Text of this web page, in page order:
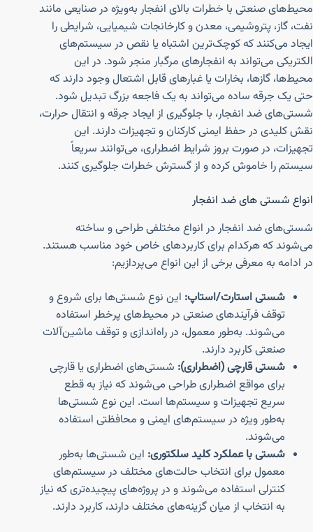
محیط‌های صنعتی با خطرات بالای انفجار به‌ویژه در صنایعی مانند
نفت، گاز، پتروشیمی، معدن و کارخانجات شیمیایی، شرایطی را
ایجاد می‌کنند که کوچک‌ترین اشتباه یا نقص در سیستم‌های
الکتریکی می‌تواند به انفجارهای مرگبار منجر شود. در این
محیط‌ها، گازها، بخارات یا غبارهای قابل اشتعال وجود دارند که
حتی یک جرقه ساده می‌تواند به یک فاجعه بزرگ تبدیل شود.
شستی‌های ضد انفجار، با جلوگیری از ایجاد جرقه و انتقال حرارت،
نقش کلیدی در حفظ ایمنی کارکنان و تجهیزات دارند. این
تجهیزات، در صورت بروز شرایط اضطراری، می‌توانند سریعاً
سیستم را خاموش کرده و از گسترش خطرات جلوگیری کنند.
انواع شستی های ضد انفجار
شستی‌های ضد انفجار در انواع مختلفی طراحی و ساخته
می‌شوند که هرکدام برای کاربردهای خاص خود مناسب هستند.
در ادامه به معرفی برخی از این انواع می‌پردازیم:
شستی استارت/استاپ: این نوع شستی‌ها برای شروع و
توقف فرآیندهای صنعتی در محیط‌های پرخطر استفاده
می‌شوند. به‌طور معمول، در راه‌اندازی و توقف ماشین‌آلات
صنعتی کاربرد دارند.
شستی قارچی (اضطراری): شستی‌های اضطراری یا قارچی
برای مواقع اضطراری طراحی می‌شوند که نیاز به قطع
سریع تجهیزات و سیستم‌ها است. این نوع شستی‌ها
به‌طور ویژه در سیستم‌های ایمنی و محافظتی استفاده
می‌شوند.
شستی با عملکرد کلید سلکتوری: این شستی‌ها به‌طور
معمول برای انتخاب حالت‌های مختلف در سیستم‌های
کنترلی استفاده می‌شوند و در پروژه‌های پیچیده‌تری که نیاز
به انتخاب از میان گزینه‌های مختلف دارند، کاربرد دارند.